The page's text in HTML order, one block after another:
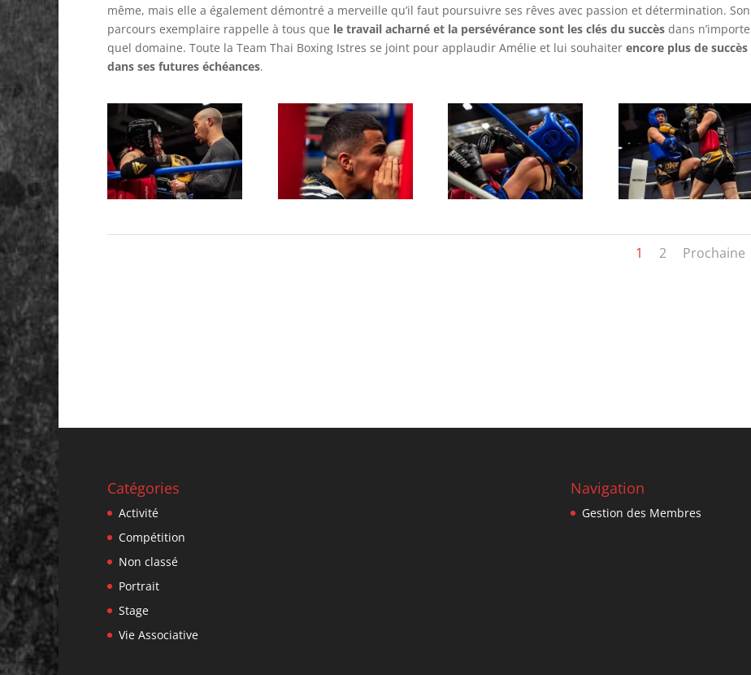
même, mais elle a également démontré a merveille qu’il faut poursuivre ses rêves avec passion et détermination. Son
parcours exemplaire rappelle à tous que le travail acharné et la persévérance sont les clés du succès dans n’importe
quel domaine. Toute la Team Thai Boxing Istres se joint pour applaudir Amélie et lui souhaiter encore plus de succès
dans ses futures échéances.
1 2 Prochaine
Catégories
Activité
Compétition
Non classé
Portrait
Stage
Vie Associative
Navigation
Gestion des Membres